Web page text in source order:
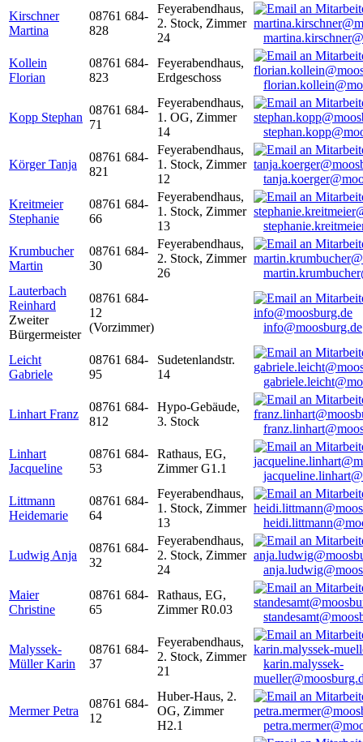
Kirschner
Martina
08761 684-
828
Feyerabendhaus,
2. Stock, Zimmer
24
Kollein
Florian
08761 684-
823
Feyerabendhaus,
Erdgeschoss
Kopp Stephan
08761 684-
71
Feyerabendhaus,
1. OG, Zimmer
14
Körger Tanja
08761 684-
821
Feyerabendhaus,
1. Stock, Zimmer
12
Kreitmeier
Stephanie
08761 684-
66
Feyerabendhaus,
1. Stock, Zimmer
13
Krumbucher
Martin
08761 684-
30
Feyerabendhaus,
2. Stock, Zimmer
26
Lauterbach
Reinhard
Zweiter
Bürgermeister
08761 684-
12
(Vorzimmer)
info@moosburg.de
Leicht
Gabriele
08761 684-
95
Sudetenlandstr.
14
Linhart Franz
08761 684-
812
Hypo-Gebäude,
3. Stock
Linhart
Jacqueline
08761 684-
53
Rathaus, EG,
Zimmer G1.1
Littmann
Heidemarie
08761 684-
64
Feyerabendhaus,
1. Stock, Zimmer
13
Ludwig Anja
08761 684-
32
Feyerabendhaus,
2. Stock, Zimmer
24
Maier
Christine
08761 684-
65
Rathaus, EG,
Zimmer R0.03
Malyssek-
Müller Karin
08761 684-
37
Feyerabendhaus,
2. Stock, Zimmer
21
karin.malyssek-
Mermer Petra
08761 684-
12
Huber-Haus, 2.
OG, Zimmer
H2.1